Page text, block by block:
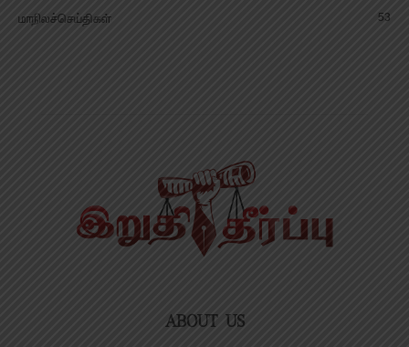
மாநிலச்செய்திகள்
53
ABOUT US